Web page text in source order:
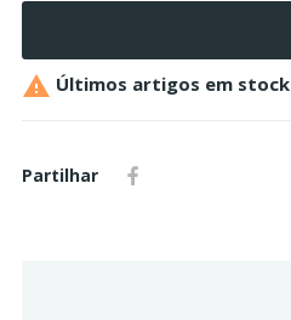
 Últimos artigos em stock
Partilhar